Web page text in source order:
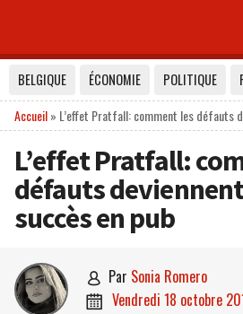
BELGIQUE ÉCONOMIE POLITIQUE
Accueil» L’effet Pratfall: comment les défauts
L’effet Pratfall:
défauts
succès en pub
 par Sonia Romero
 vendredi 18 octobre